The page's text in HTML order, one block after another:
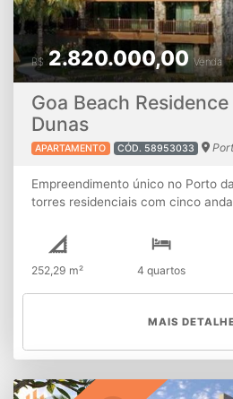
Goa Beach
Dunas
APARTAMENTO CÓD. 58953033
R$2.820.000,00Venda
Empreendimento único no Porto
torres residenciais com cinco
privativa,composto por quatro
conceito totalmente aberto com
gourmet,dependência
privativos,04 vagas de garagem
brinquedoteca, banheiros, Hidro,
252,29 m² 4 quartos
MAIS